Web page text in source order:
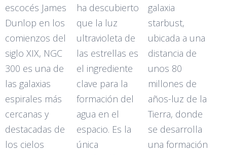
escocés James
Dunlop en los
comienzos del
siglo XIX, NGC
300 es una de
las galaxias
espirales más
cercanas y
destacadas de
los cielos
ha descubierto
que la luz
ultravioleta de
las estrellas es
el ingrediente
clave para la
formación del
agua en el
espacio. Es la
única
galaxia
starbust,
ubicada a una
distancia de
unos 80
millones de
años-luz de la
Tierra, donde
se desarrolla
una formación